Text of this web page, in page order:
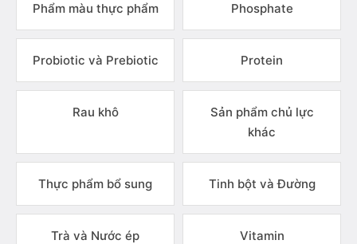
Phẩm màu thực phẩm Phosphate
Probiotic và Prebiotic Protein
Rau khô
Sản phẩm chủ lực
khác
Thực phẩm bổ sung Tinh bột và Đường
Trà và Nước ép Vitamin